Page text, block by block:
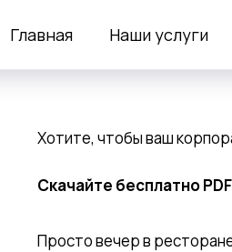
Главная Наши услуги
Просто вечер в
Хотите, чтобы ваш
Скачайте бесплатно